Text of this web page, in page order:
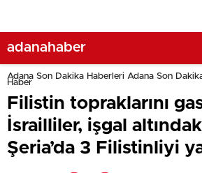
adanahaber
Adana Son Dakika Haberleri Adana Son
Haber
Filistin topraklarını
İsrailliler, işgal
Şeria’da 3 Filistinliyi